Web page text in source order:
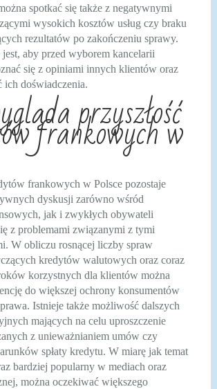
spotkać się także z negatywnymi
wysokich kosztów usług czy braku
rezultatów po zakończeniu sprawy.
aby przed wyborem kancelarii
się z opiniami innych klientów oraz
ich doświadczenia.
przyszłość
frankowych w
frankowych w Polsce pozostaje
dyskusji zarówno wśród
jak i zwykłych obywateli
z problemami związanymi z tymi
W obliczu rosnącej liczby spraw
kredytów walutowych oraz coraz
korzystnych dla klientów można
do większej ochrony konsumentów
Istnieje także możliwość dalszych
mających na celu uproszczenie
z unieważnianiem umów czy
spłaty kredytu. W miarę jak temat
bardziej popularny w mediach oraz
można oczekiwać większego